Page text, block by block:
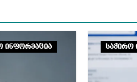
ინფორმაცია საჭირო